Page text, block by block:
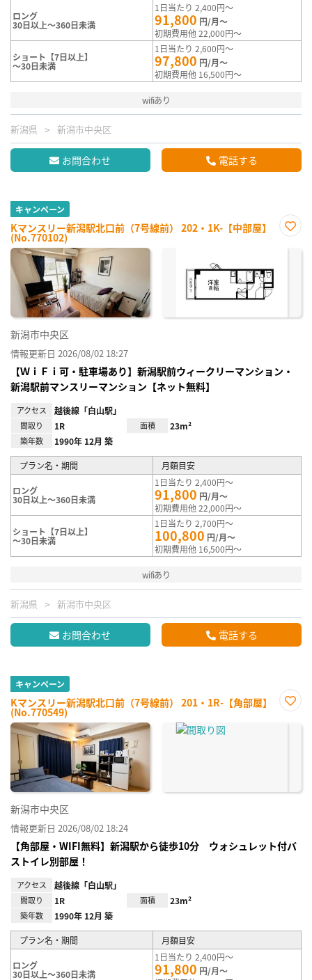
ロング
30日以上～360日未満
1日当たり 2,400円～
91,800 円/月～
初期費用他 22,000円～
ショート【7日以上】
～30日未満
1日当たり 2,600円～
97,800 円/月～
初期費用他 16,500円～
wifiあり
新潟県 新潟市中央区
お問合わせ 電話する
キャンペーン
Kマンスリー新潟駅北口前（7号線前） 202・1K-【中部屋】
(No.770102)
に入
新潟市中央区
情報更新日 2026/08/02 18:27
【ＷｉＦｉ可・駐車場あり】新潟駅前ウィークリーマンション・
新潟駅前マンスリーマンション【ネット無料】
アクセス 越後線「白山駅」
間取り 1R 面積 23m²
築年数 1990年 12月 築
プラン名・期間 月額目安
ロング
30日以上～360日未満
1日当たり 2,400円～
91,800 円/月～
初期費用他 22,000円～
ショート【7日以上】
～30日未満
1日当たり 2,700円～
100,800 円/月～
初期費用他 16,500円～
wifiあり
新潟県 新潟市中央区
お問合わせ 電話する
キャンペーン
Kマンスリー新潟駅北口前（7号線前） 201・1R-【角部屋】
(No.770549)
に入
新潟市中央区
情報更新日 2026/08/02 18:24
【角部屋・WIFI無料】新潟駅から徒歩10分 ウォシュレット付バ
ストイレ別部屋！
アクセス 越後線「白山駅」
間取り 1R 面積 23m²
築年数 1990年 12月 築
プラン名・期間 月額目安
ロング
30日以上～360日未満
1日当たり 2,400円～
91,800 円/月～